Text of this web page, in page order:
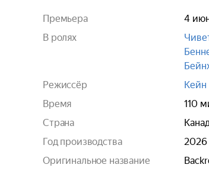
Премьера
4
В ролях
Режиссёр
Кейн
Время
110
Страна
Год производства
2026
Оригинальное название